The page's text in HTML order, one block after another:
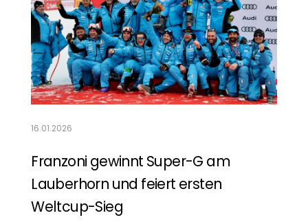
Franzoni gewinnt Super-G am
Lauberhorn und feiert ersten
Weltcup-Sieg
16.01.2026